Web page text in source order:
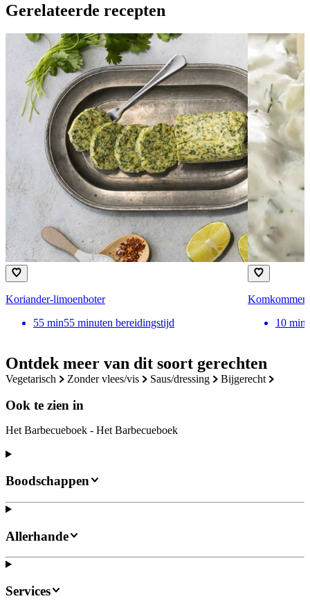
Ontdek meer van dit soort gerechten
vegetarisch zonder vlees/vis saus/dressing bijgerecht
Ook te zien in
Het Barbecueboek - Het Barbecueboek
Gerelateerde recepten
Koriander-limoenboter
55 min55 minuten bereidingstijd
10 min
Boodschappen
Allerhande
Services